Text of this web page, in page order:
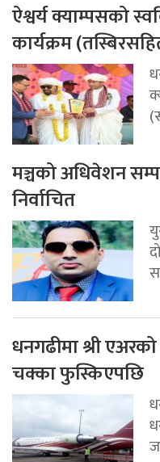
ऐश्वर्य क्याम्पसको
कार्यक्रम
मञ्चको अधिवेशन
निर्वाचित
धनगढीमा श्री
चक्का फुस्किएपछि